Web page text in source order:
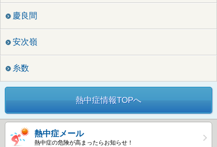
慶良間
安次嶺
糸数
熱中症情報TOPへ
熱中症メール
熱中症の危険が高まったらお知らせ！